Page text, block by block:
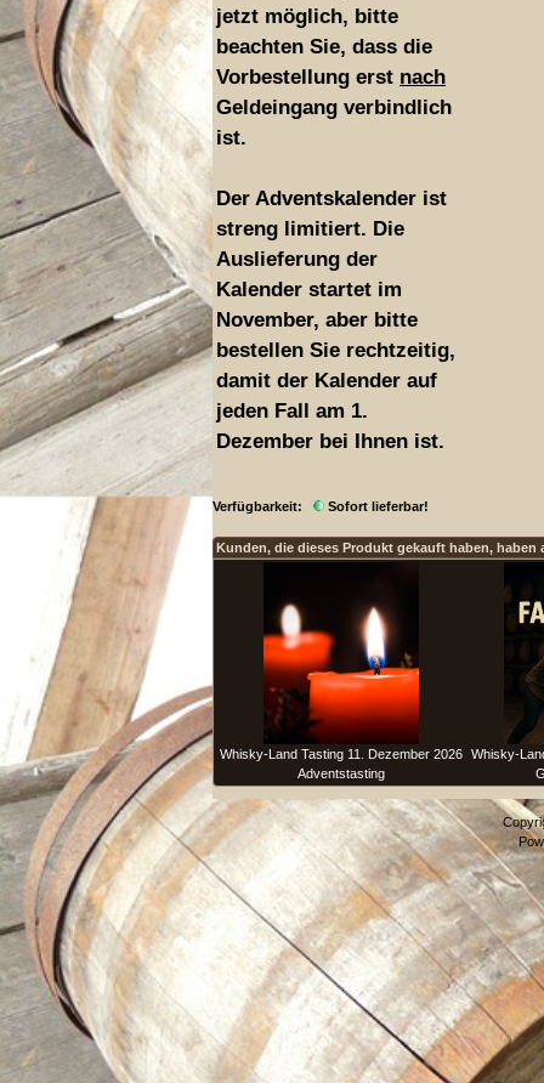
jetzt möglich, bitte
beachten Sie, dass die
Vorbestellung erst nach
Geldeingang verbindlich
ist.
Der Adventskalender ist
streng limitiert. Die
Auslieferung der
Kalender startet im
November, aber bitte
bestellen Sie rechtzeitig,
damit der Kalender auf
jeden Fall am 1.
Dezember bei Ihnen ist.
Verfügbarkeit: Sofort lieferbar!
Kunden, die dieses Produkt gekauft haben,
Whisky-Land Tasting 11. Dezember 2026
Adventstasting
Whisky-